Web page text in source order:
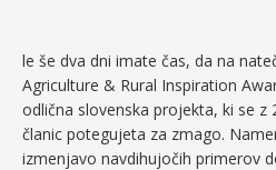
le še dva dni imate čas, da na
Agriculture & Rural Inspiration
odlična slovenska projekta, ki se z
članic potegujeta za zmago.
izmenjavo navdihujočih primerov